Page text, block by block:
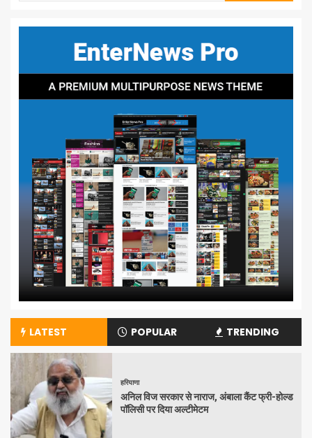
LATEST POPULAR TRENDING
हरियाणा
अनिल विज सरकार से नाराज, अंबाला कैंट फ्री-होल्ड
पॉलिसी पर दिया अल्टीमेटम